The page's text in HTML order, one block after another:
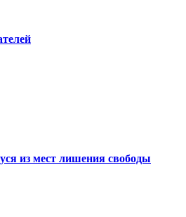
из мест лишения свободы